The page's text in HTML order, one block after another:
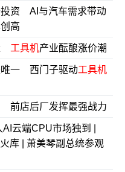
投资 AI与汽车需求带动
高
工具机产业酝酿涨价潮
唯一 西门子驱动工具机
前店后厂发挥最强战力
云端CPU市场独到 |
库 | 萧美琴副总统参观